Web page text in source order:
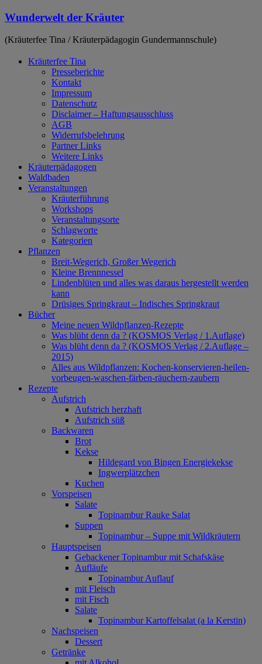
Zum
springen
Wunderwelt der Kräuter
(Kräuterfee Tina / Kräuterpädagogin Gundermannschule)
Kräuterfee Tina
Presseberichte
Kontakt
Impressum
Datenschutz
Disclaimer – Haftungsausschluss
AGB
Widerrufsbelehrung
Partner Links
Weitere Links
Kräuterpädagogen
Waldbaden
Veranstaltungen
Kräuterführung
Workshops
Veranstaltungsorte
Schlagworte
Kategorien
Pflanzen
Breit-Wegerich, Großer Wegerich
Kleine Brennnessel
Lindenblüten und alles was daraus hergestellt werden
kann
Drüsiges Springkraut – Indisches Springkraut
Bücher
Meine neuen Wildpflanzen-Rezepte
Was blüht denn da ? (KOSMOS Verlag / 1.Auflage)
Was blüht denn da ? (KOSMOS Verlag / 2.Auflage –
2015)
Alles aus Wildpflanzen: Kochen-konservieren-heilen-
vorbeugen-waschen-färben-räuchern-zaubern
Rezepte
Aufstrich
Aufstrich herzhaft
Aufstrich süß
Backwaren
Brot
Kekse
Hildegard von Bingen Energiekekse
Ingwerplätzchen
Kuchen
Vorspeisen
Salate
Topinambur Rauke Salat
Suppen
Topinambur – Suppe mit Wildkräutern
Hauptspeisen
Gebackener Topinambur mit Schafskäse
Aufläufe
Topinambur Auflauf
mit Fleisch
mit Fisch
Salate
Topinambur Kartoffelsalat (a la Kerstin)
Nachspeisen
Dessert
Getränke